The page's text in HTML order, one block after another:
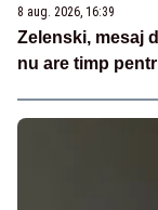
8 aug. 2026, 16:39
Zelenski, mesaj
nu are timp